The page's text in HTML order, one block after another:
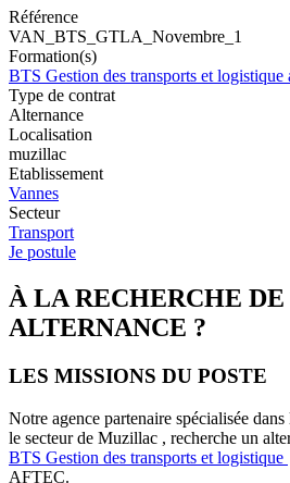
Référence
VAN_BTS_GTLA_Novembre_1
Formation(s)
BTS Gestion des transports et
Type de contrat
Alternance
Localisation
muzillac
Etablissement
Vannes
Secteur
Transport
Je postule
À LA RECHERCHE
ALTERNANCE ?
LES MISSIONS DU POSTE
Notre agence partenaire spécialisée
le secteur de Muzillac , recherche un
BTS Gestion des transports et logistique
AFTEC.